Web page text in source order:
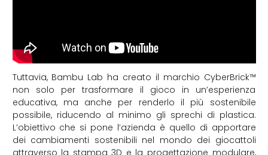
Tuttavia, Bambu Lab ha creato il marchio CyberBrick™
non solo per trasformare il gioco in un’esperienza
educativa, ma anche per renderlo il più sostenibile
possibile, riducendo al minimo gli sprechi di plastica.
L’obiettivo che si pone l’azienda è quello di apportare
dei cambiamenti sostenibili nel mondo dei giocattoli
attraverso la stampa 3D e la progettazione modulare,